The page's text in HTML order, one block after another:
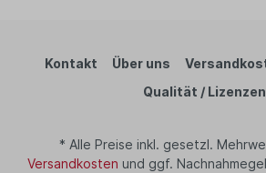
Kontakt Über uns
Qualität / Lizenzen
* Alle Preise inkl. gesetzl.
Versandkosten und ggf.